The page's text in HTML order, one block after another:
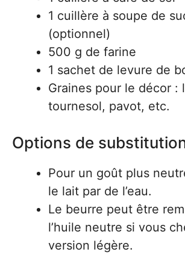
1 cuillère à soupe de
(optionnel)
500 g de farine
1 sachet de levure de
Graines pour le décor :
tournesol, pavot, etc.
Options de
Pour un goût plus
le lait par de l’eau.
Le beurre peut être
l’huile neutre si vous
version légère.